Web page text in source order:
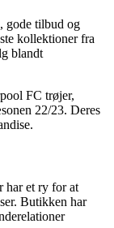
gode tilbud og
kollektioner fra
blandt
FC trøjer,
22/23. Deres
har et ry for at
Butikken har